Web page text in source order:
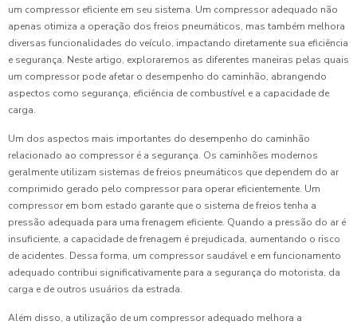
um compressor eficiente em seu sistema. Um compressor adequado não
apenas otimiza a operação dos freios pneumáticos, mas também melhora
diversas funcionalidades do veículo, impactando diretamente sua eficiência
e segurança. Neste artigo, exploraremos as diferentes maneiras pelas quais
um compressor pode afetar o desempenho do caminhão, abrangendo
aspectos como segurança, eficiência de combustível e a capacidade de
carga.
Um dos aspectos mais importantes do desempenho do caminhão
relacionado ao compressor é a segurança. Os caminhões modernos
geralmente utilizam sistemas de freios pneumáticos que dependem do ar
comprimido gerado pelo compressor para operar eficientemente. Um
compressor em bom estado garante que o sistema de freios tenha a
pressão adequada para uma frenagem eficiente. Quando a pressão do ar é
insuficiente, a capacidade de frenagem é prejudicada, aumentando o risco
de acidentes. Dessa forma, um compressor saudável e em funcionamento
adequado contribui significativamente para a segurança do motorista, da
carga e de outros usuários da estrada.
Além disso, a utilização de um compressor adequado melhora a